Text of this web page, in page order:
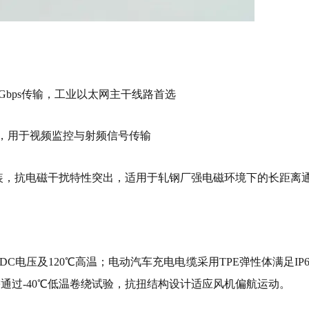
传输，工业以太网主干线路首选
用于视频监控与射频信号传输
抗电磁干扰特性突出，适用于轧钢厂强电磁环境下的长距离
电压及120℃高温；电动汽车充电电缆采用TPE弹性体满足
过-40℃低温卷绕试验，抗扭结构设计适应风机偏航运动。